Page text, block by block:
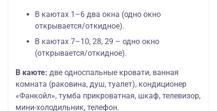
Главная
1-местная
(главная
палуба)
Основных мест:
Нижняя
палуба
2-местная
палуба)
Основных мест:
2
Нижняя
палуба
1-местная
(нижняя
Основных мест:
В каютах 1–6 два окна (одно окно
открывается/откидное).
В каютах 7–10, 28, 29 – одно окно
(открывается/откидное).
В каюте: две односпальные кровати, ванная
комната (раковина, душ, туалет), кондиционер
«Фанкойл», тумба прикроватная, шкаф, телевизор,
мини-холодильник, телефон.